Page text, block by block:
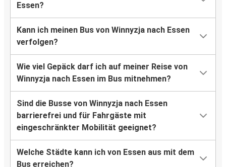
Essen?
Kann ich meinen Bus von Winnyzja nach Essen
verfolgen?
Wie viel Gepäck darf ich auf meiner Reise von
Winnyzja nach Essen im Bus mitnehmen?
Sind die Busse von Winnyzja nach Essen
barrierefrei und für Fahrgäste mit
eingeschränkter Mobilität geeignet?
Welche Städte kann ich von Essen aus mit dem
Bus erreichen?